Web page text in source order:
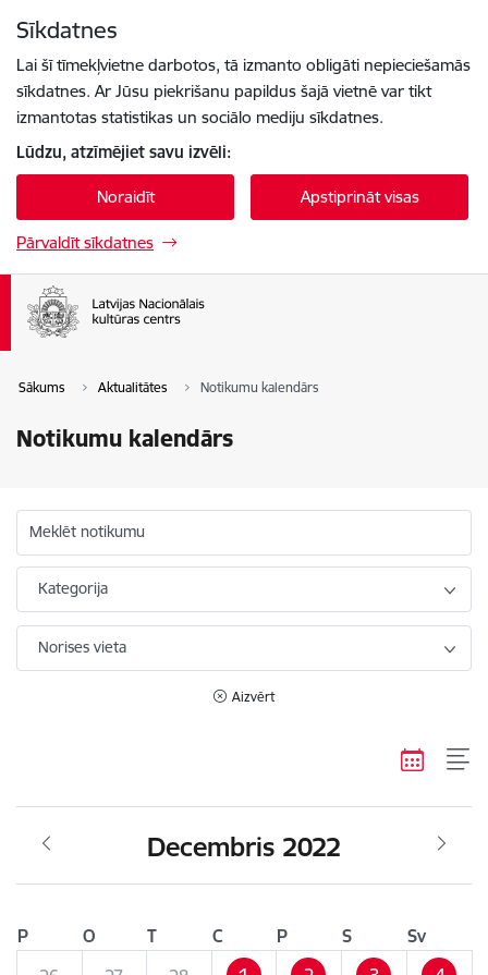
Sīkdatnes
Lai šī tīmekļvietne darbotos, tā izmanto obligāti nepieciešamās
sīkdatnes. Ar Jūsu piekrišanu papildus šajā vietnē var tikt
izmantotas statistikas un sociālo mediju sīkdatnes.
Lūdzu, atzīmējiet savu izvēli:
Noraidīt Apstiprināt visas
Pārvaldīt sīkdatnes
Sākums Aktualitātes Notikumu kalendārs
Notikumu kalendārs
Meklēt notikumu
Kategorija
Norises vieta
Aizvērt
Decembris 2022
P O T C P S
Sv